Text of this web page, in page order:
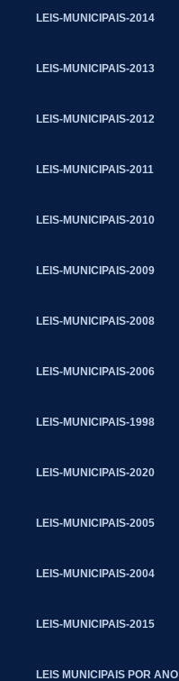
LEIS-MUNICIPAIS-2014
LEIS-MUNICIPAIS-2013
LEIS-MUNICIPAIS-2012
LEIS-MUNICIPAIS-2011
LEIS-MUNICIPAIS-2010
LEIS-MUNICIPAIS-2009
LEIS-MUNICIPAIS-2008
LEIS-MUNICIPAIS-2006
LEIS-MUNICIPAIS-1998
LEIS-MUNICIPAIS-2020
LEIS-MUNICIPAIS-2005
LEIS-MUNICIPAIS-2004
LEIS-MUNICIPAIS-2015
LEIS MUNICIPAIS POR ANO